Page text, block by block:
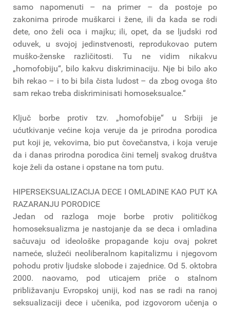
samo napomenuti – na primer – da postoje po
zakonima prirode muškarci i žene, ili da kada se rodi
dete, ono želi oca i majku; ili, opet, da se ljudski rod
oduvek, u svojoj jedinstvenosti, reprodukovao putem
muško-ženske različitosti. Tu ne vidim nikakvu
„homofobiju“, bilo kakvu diskriminaciju. Nje bi bilo ako
bih rekao – i to bi bila čista ludost – da zbog ovoga što
sam rekao treba diskriminisati homoseksualce.“
Ključ borbe protiv tzv. „homofobije“ u Srbiji je
ućutkivanje većine koja veruje da je prirodna porodica
put koji je, vekovima, bio put čovečanstva, i koja veruje
da i danas prirodna porodica čini temelj svakog društva
koje želi da ostane i opstane na tom putu.
HIPERSEKSUALIZACIJA DECE I OMLADINE KAO PUT KA
RAZARANJU PORODICE
Jedan od razloga moje borbe protiv političkog
homoseksualizma je nastojanje da se deca i omladina
sačuvaju od ideološke propagande koju ovaj pokret
nameće, služeći neoliberalnom kapitalizmu i njegovom
pohodu protiv ljudske slobode i zajednice. Od 5. oktobra
2000. naovamo, pod uticajem priče o stalnom
približavanju Evropskoj uniji, kod nas se radi na ranoj
seksualizaciji dece i učenika, pod izgovorom učenja o